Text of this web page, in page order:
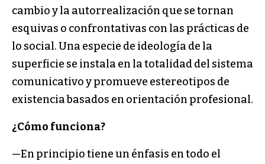
cambio y la autorrealización que se tornan
esquivas o confrontativas con las prácticas de
lo social. Una especie de ideología de la
superficie se instala en la totalidad del sistema
comunicativo y promueve estereotipos de
existencia basados en orientación profesional.
¿Cómo funciona?
—En principio tiene un énfasis en todo el